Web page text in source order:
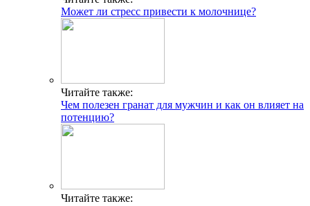
Может ли стресс привести к молочнице?
Читайте также:
Чем полезен гранат для мужчин и как он влияет на
потенцию?
Читайте также: